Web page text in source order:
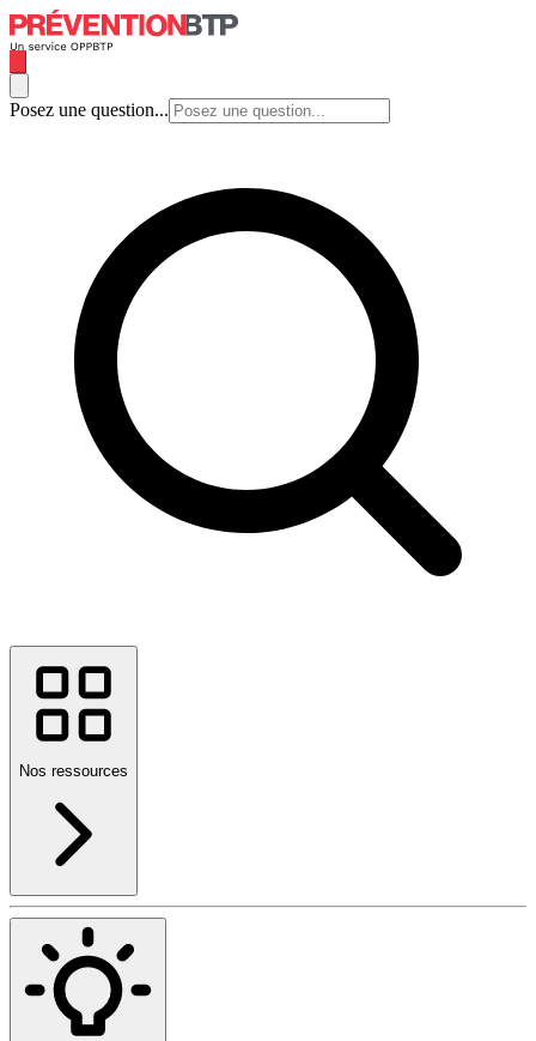
Posez une question...
Nos ressources